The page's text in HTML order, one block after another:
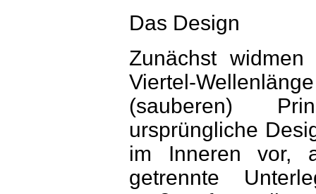
Das Design
Zunächst
Viertel-
(sauberen)
ursprüngliche
im Inneren vor,
getrennte